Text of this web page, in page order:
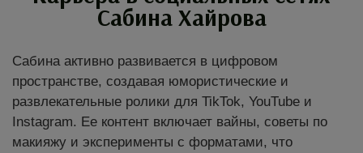
Сабина Хайрова
Сабина активно развивается в цифровом
пространстве, создавая юмористические и
развлекательные ролики для TikTok, YouTube и
Instagram. Ее контент включает вайны, советы по
макияжу и эксперименты с форматами, что